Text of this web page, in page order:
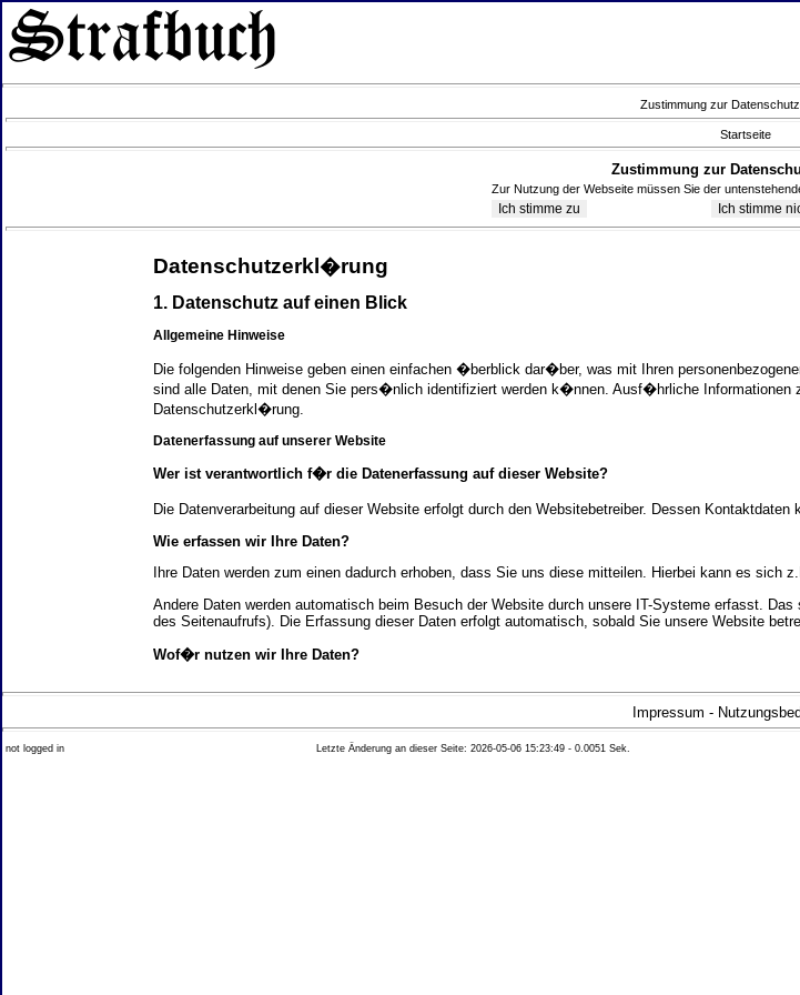
Zustimmung zur
Startseite
Zustimmung zur
Zur Nutzung der Webseite müssen Sie der
Datenschutzerkl�rung
1. Datenschutz auf einen Blick
Allgemeine Hinweise
Die folgenden Hinweise geben einen einfachen �berblick dar�ber, was mit Ihren
sind alle Daten, mit denen Sie pers�nlich identifiziert werden k�nnen. Ausf�hrliche
Datenschutzerkl�rung.
Datenerfassung auf unserer Website
Wer ist verantwortlich f�r die Datenerfassung auf dieser Website?
Die Datenverarbeitung auf dieser Website erfolgt durch den Websitebetreiber. Dessen
Wie erfassen wir Ihre Daten?
Ihre Daten werden zum einen dadurch erhoben, dass Sie uns diese mitteilen. Hierbei kann es sich
Andere Daten werden automatisch beim Besuch der Website durch unsere IT-Systeme erfasst.
des Seitenaufrufs). Die Erfassung dieser Daten erfolgt automatisch, sobald Sie unsere Website
Wof�r nutzen wir Ihre Daten?
Ein Teil der Daten wird erhoben, um eine fehlerfreie Bereitstellung der Website zu gew�hrleisten.
Welche Rechte haben Sie bez�glich Ihrer Daten?
Sie haben jederzeit das Recht unentgeltlich Auskunft �ber Herkunft, Empf�nger und Zweck Ihrer
Impressum -
not logged in Letzte Änderung an dieser Seite: 2026-05-06 15:23:49 - 0.0051 Sek.